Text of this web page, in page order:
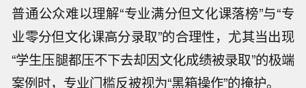
普通公众难以理解“专业满分但文化课落榜”与“专
业零分但文化课高分录取”的合理性，尤其当出现
“学生压腿都压不下去却因文化成绩被录取”的极端
案例时，专业门槛反被视为“黑箱操作”的掩护。